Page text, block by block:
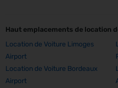
Haut emplacements de location
Location de Voiture Limoges
Airport
Location de Voiture Bordeaux
Airport